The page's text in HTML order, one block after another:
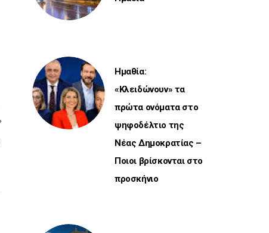
Ημαθία:
«Κλειδώνουν» τα
πρώτα ονόματα στο
ψηφοδέλτιο της
Νέας Δημοκρατίας –
Ποιοι βρίσκονται στο
προσκήνιο